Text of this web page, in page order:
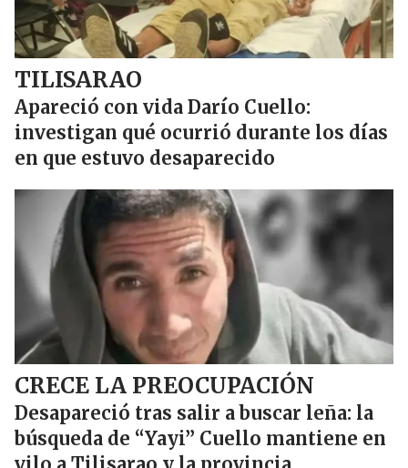
TILISARAO
Apareció con vida Darío Cuello:
investigan qué ocurrió durante los días
en que estuvo desaparecido
CRECE LA PREOCUPACIÓN
Desapareció tras salir a buscar leña: la
búsqueda de “Yayi” Cuello mantiene en